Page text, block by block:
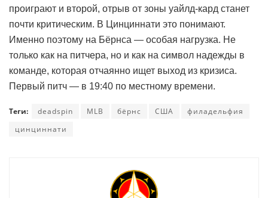
проиграют и второй, отрыв от зоны уайлд-кард станет
почти критическим. В Цинциннати это понимают.
Именно поэтому на Бёрнса — особая нагрузка. Не
только как на питчера, но и как на символ надежды в
команде, которая отчаянно ищет выход из кризиса.
Первый питч — в 19:40 по местному времени.
Теги: deadspin MLB бёрнс США
филадельфия
цинциннати